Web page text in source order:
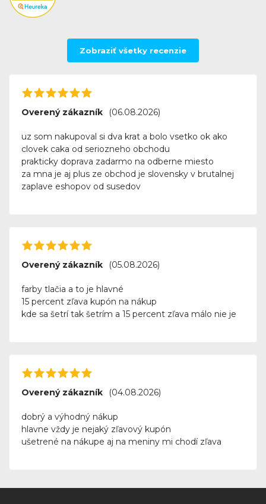
Zobraziť všetky recenzie
Overený zákazník (06.08.2026)
uz som nakupoval si dva krat a bolo vsetko ok ako
clovek caka od seriozneho obchodu
prakticky doprava zadarmo na odberne miesto
za mna je aj plus ze obchod je slovensky v brutalnej
zaplave eshopov od susedov
Overený zákazník (05.08.2026)
farby tlačia a to je hlavné
15 percent zľava kupón na nákup
kde sa šetrí tak šetrím a 15 percent zľava málo nie je
Overený zákazník (04.08.2026)
dobrý a výhodný nákup
hlavne vždy je nejaký zľavový kupón
ušetrené na nákupe aj na meniny mi chodí zľava